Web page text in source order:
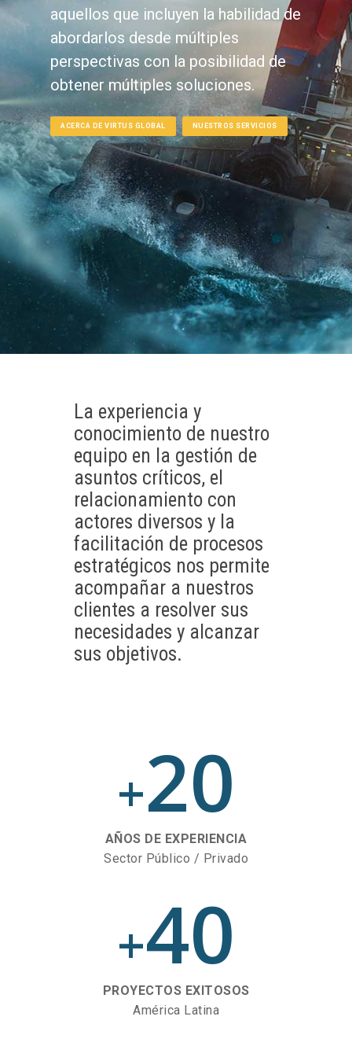
aquellos que incluyen la habilidad de
abordarlos desde múltiples
perspectivas con la posibilidad de
obtener múltiples soluciones.
ACERCA DE VIRTUS GLOBAL NUESTROS SERVICIOS
La experiencia y
conocimiento de nuestro
equipo en la gestión de
asuntos críticos, el
relacionamiento con
actores diversos y la
facilitación de procesos
estratégicos nos permite
acompañar a nuestros
clientes a resolver sus
necesidades y alcanzar
sus objetivos.
+20
AÑOS DE EXPERIENCIA
Sector Público / Privado
+40
PROYECTOS EXITOSOS
América Latina